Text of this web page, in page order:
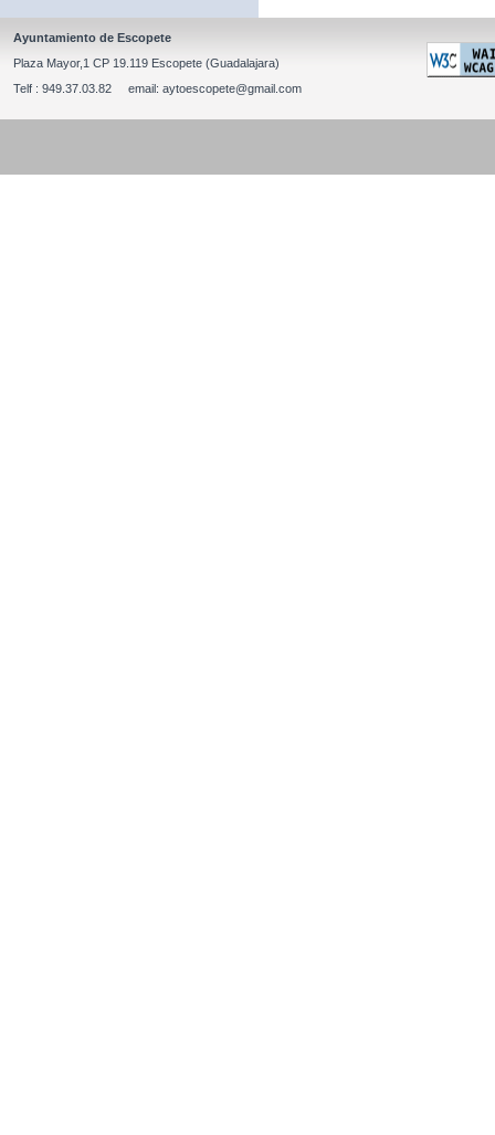
Ayuntamiento de Escopete
Plaza Mayor,1 CP 19.119 Escopete (Guadalajara)
Telf : 949.37.03.82 email: aytoescopete@gmail.com